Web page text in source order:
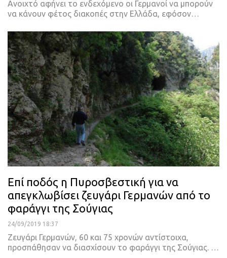
Ανοιχτό αφήνει το ενδεχόμενο οι Γερμανοί να μπορούν
να κάνουν φέτος διακοπές στην Ελλάδα, εφόσον
Επί ποδός η Πυροσβεστική για να
απεγκλωβίσει ζευγάρι Γερμανών από το
φαράγγι της Σούγιας
24/09/2019 18:37
Ζευγάρι Γερμανών, 60 και 75 χρονών αντίστοιχα,
προσπάθησαν να διασχίσουν το φαράγγι της Σούγιας. …